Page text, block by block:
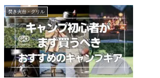
焚き火台・グリル